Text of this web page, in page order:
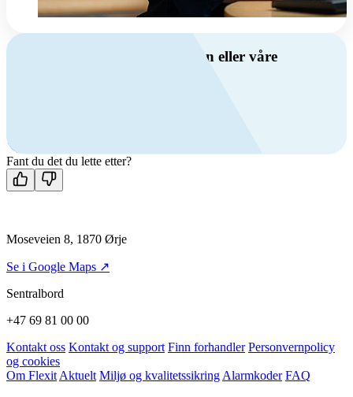
Har du spørsmål om ventilasjon eller våre
Kontakt oss
Fant du det du lette etter?
Moseveien 8, 1870 Ørje
Se i Google Maps ↗
Sentralbord
+47 69 81 00 00
Kontakt oss Kontakt og support Finn forhandler Personvernpolicy
og cookies
Om Flexit Aktuelt Miljø og kvalitetssikring Alarmkoder FAQ